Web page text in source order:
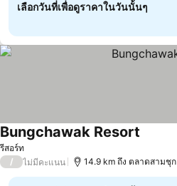
เลือกวันที่เพื่อดูราคาในวันนั้นๆ
รีสอร์ท
Bungchawak Resort
/ ไม่มีคะแนน 14.9 km ถึง ตลาดสามชุก